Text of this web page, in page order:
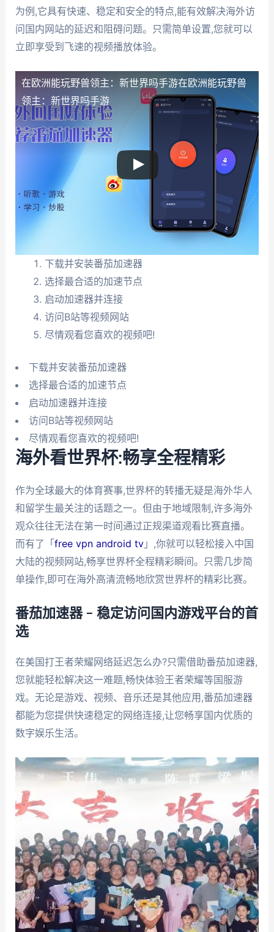
为例,它具有快速、稳定和安全的特点,能有效解决海外访
问国内网站的延迟和阻碍问题。只需简单设置,您就可以
立即享受到飞速的视频播放体验。
在欧洲能玩野兽领主：新世界吗手游在欧洲能玩野兽
领主：新世界吗手游
下载并安装番茄加速器
选择最合适的加速节点
启动加速器并连接
访问B站等视频网站
尽情观看您喜欢的视频吧!
下载并安装番茄加速器
选择最合适的加速节点
启动加速器并连接
访问B站等视频网站
尽情观看您喜欢的视频吧!
海外看世界杯:畅享全程精彩
作为全球最大的体育赛事,世界杯的转播无疑是海外华人
和留学生最关注的话题之一。但由于地域限制,许多海外
观众往往无法在第一时间通过正规渠道观看比赛直播。
而有了「 free vpn android tv」,你就可以轻松接入中国
大陆的视频网站,畅享世界杯全程精彩瞬间。只需几步简
单操作,即可在海外高清流畅地欣赏世界杯的精彩比赛。
番茄加速器 – 稳定访问国内游戏平台的首
选
在美国打王者荣耀网络延迟怎么办?只需借助番茄加速器,
您就能轻松解决这一难题,畅快体验王者荣耀等国服游
戏。无论是游戏、视频、音乐还是其他应用,番茄加速器
都能为您提供快速稳定的网络连接,让您畅享国内优质的
数字娱乐生活。